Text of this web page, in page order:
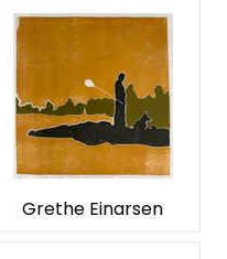
Grethe Einarsen